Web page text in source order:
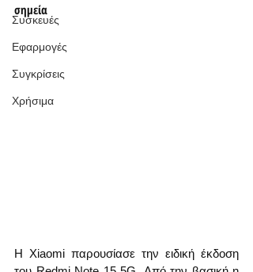
Συσκευές
Εφαρμογές
Συγκρίσεις
Χρήσιμα
σημεία
Η Xiaomi παρουσίασε την ειδική έκδοση